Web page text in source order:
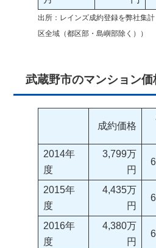
出所：レインズ成約登録を弊社集
区全域（都区部・島嶼部除く））
武蔵野市のマンション
成約価格
2014年
度
3,799万
円
2015年
度
4,435万
円
2016年
度
4,380万
円